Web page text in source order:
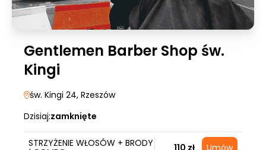
Gentlemen Barber Shop św.
Kingi
św. Kingi 24, Rzeszów
Dzisiaj:zamknięte
STRZYŻENIE WŁOSÓW + BRODY
110 zł Umów